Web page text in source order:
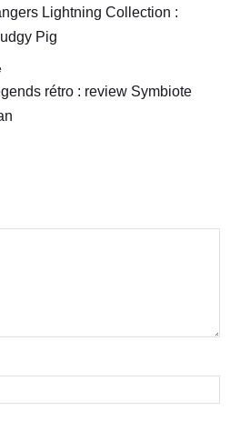
Lightning Collection :
Pig
rétro : review Symbiote